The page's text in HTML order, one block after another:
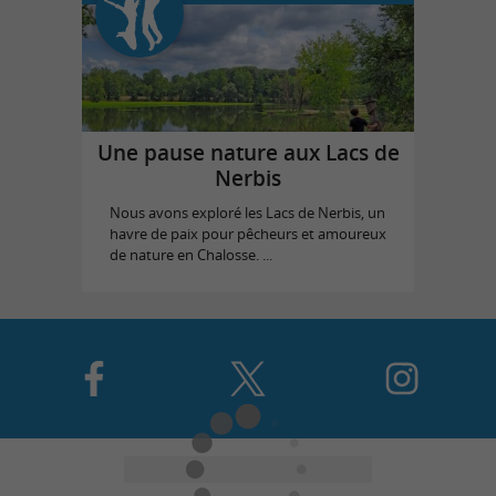
Une pause nature aux Lacs de
Nerbis
Nous avons exploré les Lacs de Nerbis, un
havre de paix pour pêcheurs et amoureux
de nature en Chalosse. ...